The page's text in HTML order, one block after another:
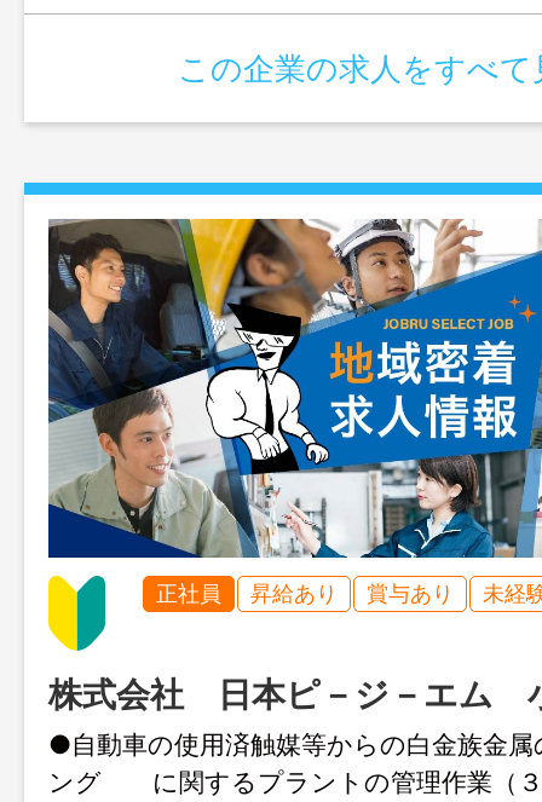
この企業の求人をすべて
正社員 昇給あり 賞与あり 未経
株式会社 日本ピ－ジ－エム
●自動車の使用済触媒等からの白金族金
ング に関するプラントの管理作業